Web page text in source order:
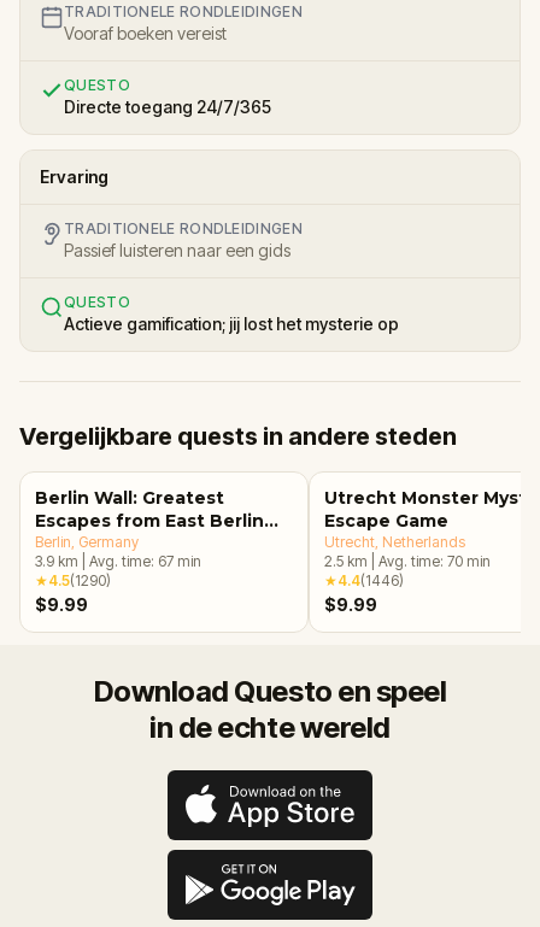
TRADITIONELE RONDLEIDINGEN
Vooraf boeken vereist
QUESTO
Directe toegang 24/7/365
Ervaring
TRADITIONELE RONDLEIDINGEN
Passief luisteren naar een gids
QUESTO
Actieve gamification; jij lost het mysterie op
Vergelijkbare quests in andere steden
Berlin Wall: Greatest
Escapes from East Berlin
Walking Tour & Escape
Game
Berlin , Germany
3.9 km Avg. time: 67 min
★4.5(1290)
$9.99
Utrecht Monster
Escape Game
Utrecht , Netherlands
2.5 km Avg. time: 70 min
★4.4(1446)
$9.99
Download Questo en speel
in de echte wereld